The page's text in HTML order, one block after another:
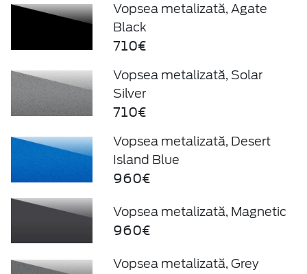
Vopsea metalizată, Agate
Black
710€
Vopsea metalizată, Solar
Silver
710€
Vopsea metalizată, Desert
Island Blue
960€
Vopsea metalizată, Magnetic
960€
Vopsea metalizată, Grey